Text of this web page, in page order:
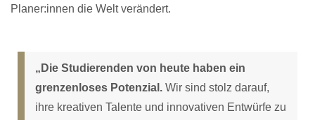
Planer:innen die Welt verändert.
„Die Studierenden von heute haben ein
grenzenloses Potenzial. Wir sind stolz darauf,
ihre kreativen Talente und innovativen Entwürfe zu